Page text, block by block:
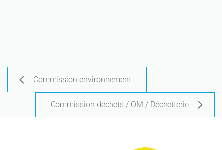
Commission environnement
Commission déchets / OM / Déchetterie